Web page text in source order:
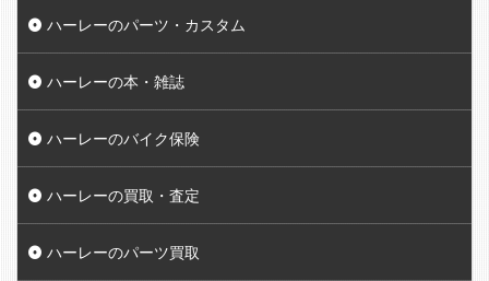
ハーレーのパーツ・カスタム
ハーレーの本・雑誌
ハーレーのバイク保険
ハーレーの買取・査定
ハーレーのパーツ買取